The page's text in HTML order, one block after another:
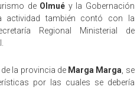
de Olmué y la Gobernación
actividad también contó con la
Regional Ministerial de
de la provincia de Marga Marga , se
por las cuales se debería